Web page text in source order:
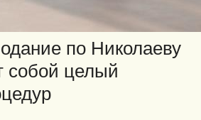
по Николаеву
собой целый